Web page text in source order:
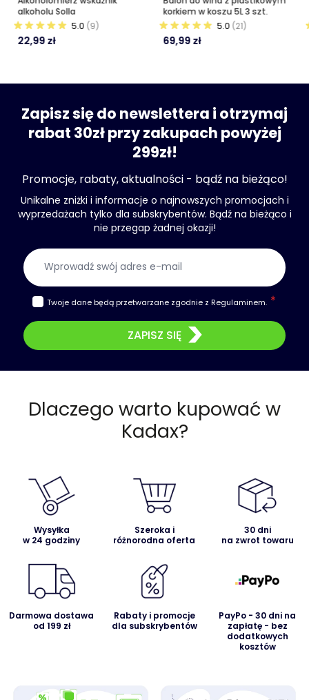
alkoholu Solla
5.0 (9)
22,99 zł
korkiem w koszu 5L 3 szt.
5.0 (21)
69,99 zł
Zapisz się do newslettera i otrzymaj
rabat 30zł przy zakupach powyżej
299zł!
Promocje, rabaty, aktualności - bądź na bieżąco!
Unikalne zniżki i informacje o najnowszych promocjach i
wyprzedażach tylko dla subskrybentów. Bądź na bieżąco i
nie przegap żadnej okazji!
Twoje dane będą przetwarzane zgodnie z Regulaminem.
ZAPISZ SIĘ
Dlaczego warto kupować w
Kadax?
Wysyłka
w 24 godziny
Szeroka i
różnorodna oferta
30 dni
na zwrot towaru
Darmowa dostawa
od 199 zł
Rabaty i promocje
dla subskrybentów
PayPo - 30 dni na
zapłatę - bez
dodatkowych
kosztów